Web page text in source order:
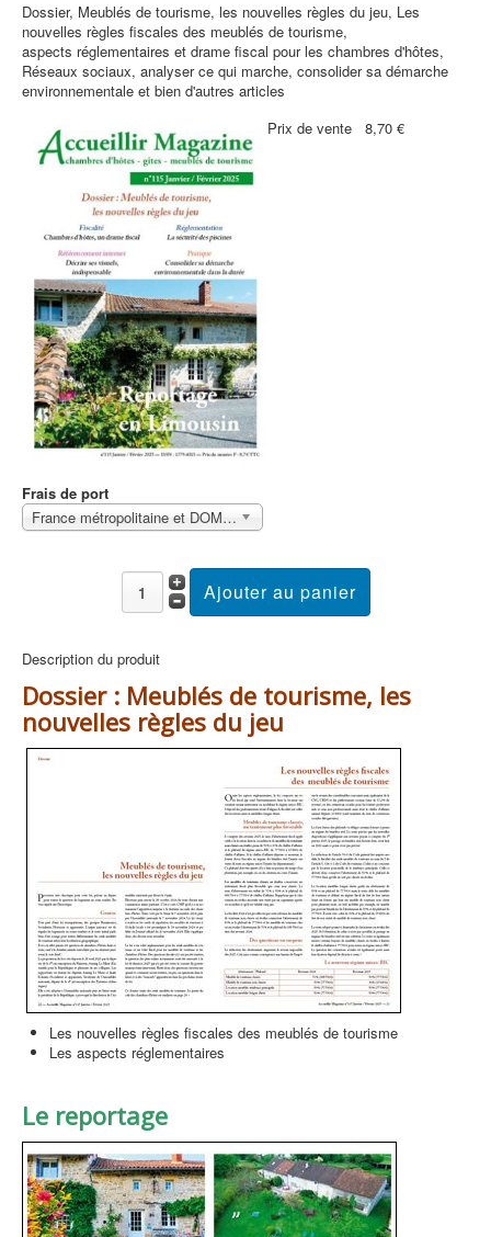
Dossier, Meublés de tourisme, les nouvelles règles du jeu, Les
nouvelles règles fiscales des meublés de tourisme,
aspects réglementaires et drame fiscal pour les chambres d'hôtes,
Réseaux sociaux, analyser ce qui marche, consolider sa démarche
environnementale et bien d'autres articles
Prix ​​de vente
8,70 €
Frais de port
France métropolitaine et DOM Sans surcoût
Description du produit
Dossier : Meublés de tourisme, les
nouvelles règles du jeu
Les nouvelles règles fiscales des meublés de tourisme
Les aspects réglementaires
Le reportage